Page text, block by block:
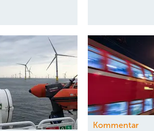
Kommentar